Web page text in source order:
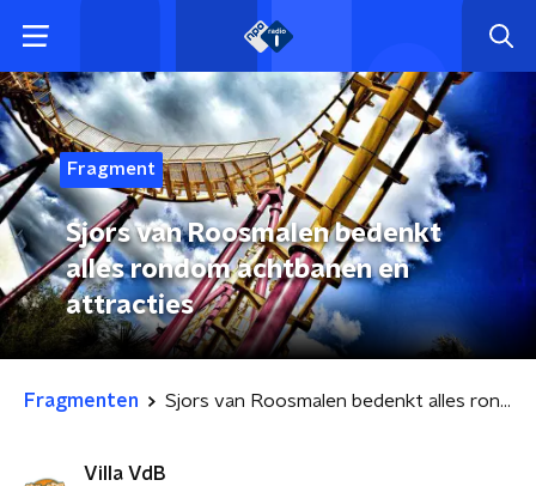
Fragment
Sjors van Roosmalen bedenkt
alles rondom achtbanen en
attracties
Fragmenten Sjors van Roosmalen bedenkt alles rondom achtbanen en attracties
Villa VdB